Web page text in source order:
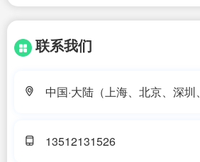
联系我们
中国·大陆（上海、北京、深
13512131526